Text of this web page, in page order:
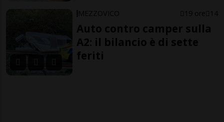
MEZZOVICO 19 ore 14
Auto contro camper sulla
A2: il bilancio è di sette
feriti